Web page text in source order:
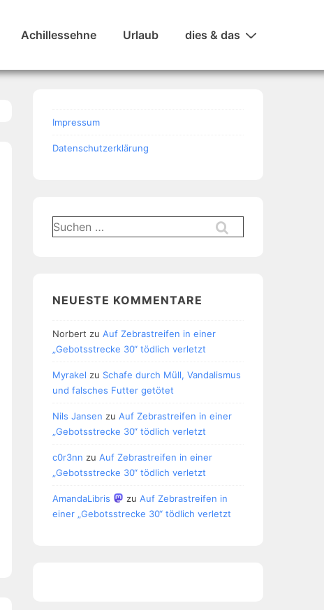
Achillessehne Urlaub dies & das
Impressum
Datenschutzerklärung
Suchen
nach:
NEUESTE KOMMENTARE
Norbert zu Auf Zebrastreifen in einer
„Gebotsstrecke 30“ tödlich verletzt
Myrakel zu Schafe durch Müll, Vandalismus
und falsches Futter getötet
Nils Jansen zu Auf Zebrastreifen in einer
„Gebotsstrecke 30“ tödlich verletzt
c0r3nn zu Auf Zebrastreifen in einer
„Gebotsstrecke 30“ tödlich verletzt
AmandaLibris zu Auf Zebrastreifen in
einer „Gebotsstrecke 30“ tödlich verletzt